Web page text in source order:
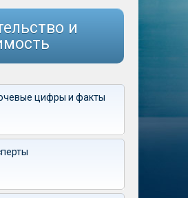
и
цифры и факты